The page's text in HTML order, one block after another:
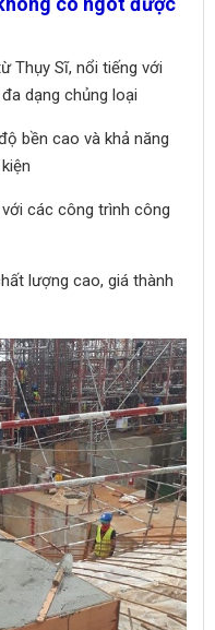
Thụy Sĩ, nổi tiếng với
dạng chủng loại
bền cao và khả năng
các công trình công
lượng cao, giá thành